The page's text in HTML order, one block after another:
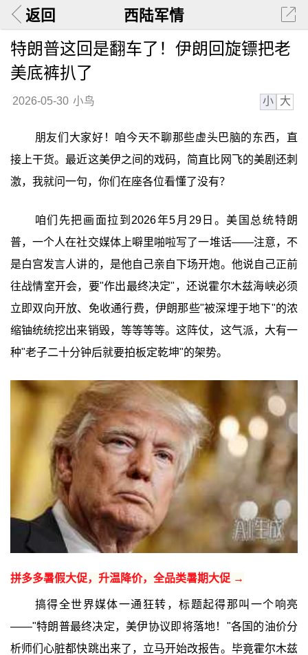
返回 西陆军情
特朗普这回是翻车了！伊朗回旋镖把老
美底裤扒了
2026-05-30 小鸟 小 大
朋友们大家好！咱今天不聊那些虚头巴脑的东西，直
接上干货。最近这美伊之间的戏码，简直比网飞的美剧还刺
激，我就问一句，你们在座各位看懂了没有？
咱们先把画面拉到2026年5月29日。美国总统特朗
普，一个人在社交媒体上噼里啪啦写了一堆话——注意，不
是白宫发言人讲的，是他自己亲自下场开炮。他说自己正前
往战情室开会，要"作出最终决定"，还说霍尔木兹海峡必须
立即双向开放、免收通行费，伊朗那些"被深埋于地下"的浓
缩铀统统挖出来销毁，等等等等。这阵仗，这气派，大有一
种"老子二十分钟后就要拍板定乾坤"的架势。
拼多多暑假大促，升温降价，全品类暑期大促 →
搞得全世界媒体一通狂转，标题起得那叫一个响亮
——"特朗普最终决定，美伊协议即将落地！"各国的油价分
析师们心脏都快跳出来了，立马开始改报告。毕竟霍尔木兹